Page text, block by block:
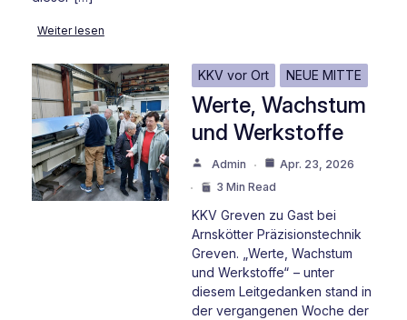
Weiter lesen
KKV vor Ort NEUE MITTE
Werte, Wachstum
und Werkstoffe
Admin
Apr. 23, 2026
3 Min Read
KKV Greven zu Gast bei
Arnskötter Präzisionstechnik
Greven. „Werte, Wachstum
und Werkstoffe“ – unter
diesem Leitgedanken stand in
der vergangenen Woche der